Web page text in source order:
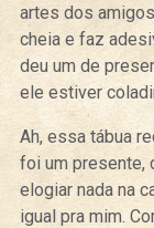
artes dos
cheia e faz
deu um de
ele estiver
Ah, essa tábua
foi um presente,
elogiar nada na
igual pra mim.